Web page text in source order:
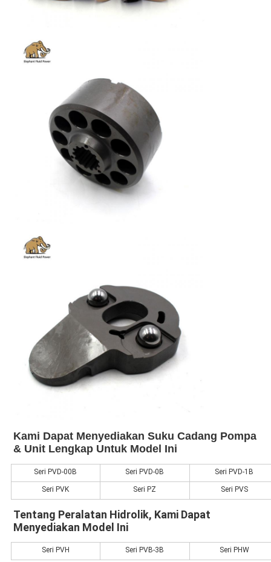
Kami Dapat Menyediakan Suku Cadang Pompa
& Unit Lengkap Untuk Model Ini
Seri PVD-00B Seri PVD-0B Seri PVD-1B
Seri PVK Seri PZ Seri PVS
Tentang Peralatan Hidrolik, Kami Dapat
Menyediakan Model Ini
Seri PVH Seri PVB-3B Seri PHW